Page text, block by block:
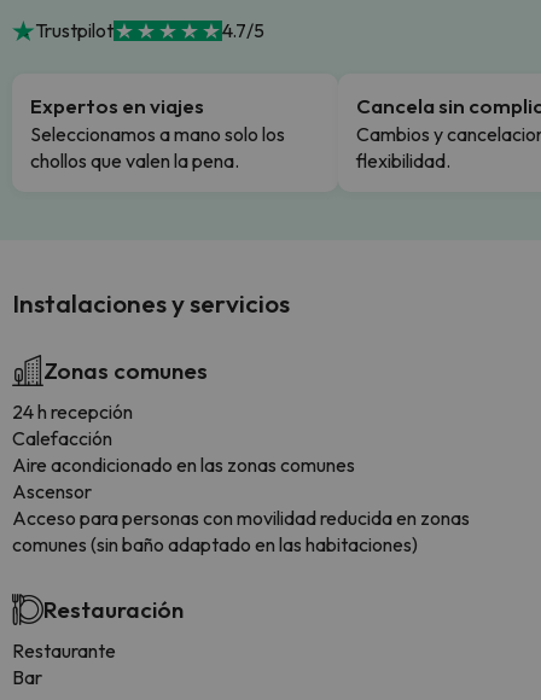
Trustpilot 4.7/5
Expertos en viajes
Seleccionamos a mano solo los
chollos que valen la pena.
Cancela sin
Cambios y
flexibilidad.
Instalaciones y servicios
Zonas comunes
24 h recepción
Calefacción
Aire acondicionado en las zonas comunes
Ascensor
Acceso para personas con movilidad reducida en zonas
comunes (sin baño adaptado en las habitaciones)
Restauración
Restaurante
Bar